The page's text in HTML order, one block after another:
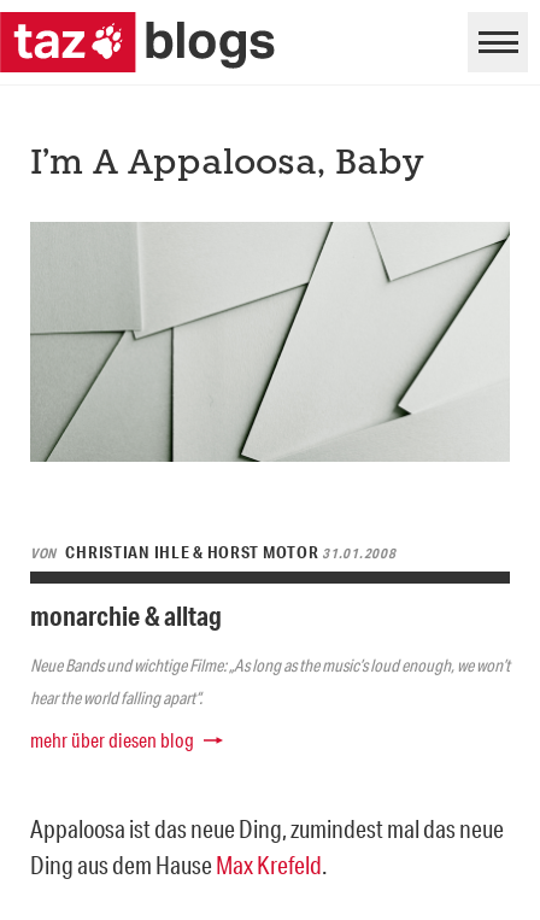
I’m A Appaloosa, Baby
VON CHRISTIAN IHLE & HORST MOTOR 31.01.2008
monarchie & alltag
Neue Bands und wichtige Filme: „As long as the music’s loud enough, we won’t
hear the world falling apart“.
mehr über diesen blog
Appaloosa ist das neue Ding, zumindest mal das neue
Ding aus dem HauseMax Krefeld.